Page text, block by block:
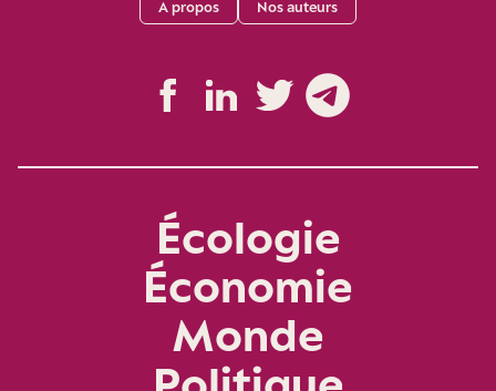
A propos Nos auteurs
Écologie
Économie
Monde